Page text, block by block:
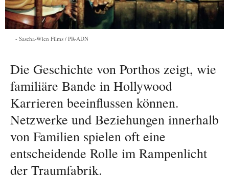
Sascha-Wien Films / PR-ADN
Die Geschichte von Porthos zeigt, wie
familiäre Bande in Hollywood
Karrieren beeinflussen können.
Netzwerke und Beziehungen innerhalb
von Familien spielen oft eine
entscheidende Rolle im Rampenlicht
der Traumfabrik.